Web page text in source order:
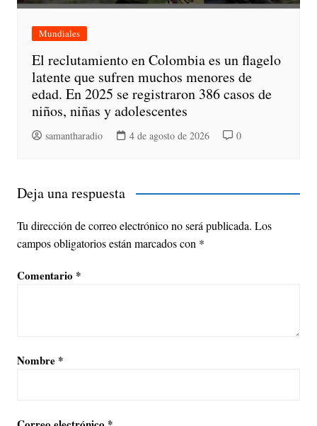
Mundiales
El reclutamiento en Colombia es un flagelo
latente que sufren muchos menores de
edad. En 2025 se registraron 386 casos de
niños, niñas y adolescentes
samantharadio 4 de agosto de 2026 0
Deja una respuesta
Tu dirección de correo electrónico no será publicada. Los
campos obligatorios están marcados con *
Comentario *
Nombre *